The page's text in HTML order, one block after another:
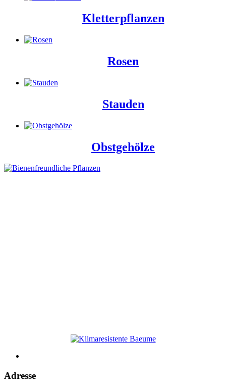
Kletterpflanzen
Rosen
Stauden
Obstgehölze
Adresse